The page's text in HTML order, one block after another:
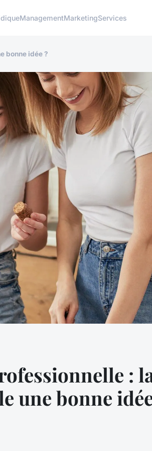
ManagementMarketingServices
bonne idée ?
:
une bonne